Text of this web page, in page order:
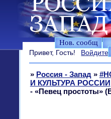
Нов. сообщ
Привет, Гость! Войдите
» Россия - Запад »
И КУЛЬТУРА РОССИИ
- «Певец простоты»